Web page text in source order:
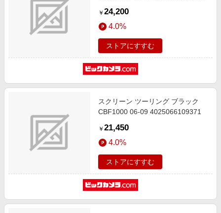
￥ 24,200
4.0%
ストアにすすむ
スクリーン ツーリング ブラック
CBF1000 06-09 4025066109371
￥ 21,450
4.0%
ストアにすすむ